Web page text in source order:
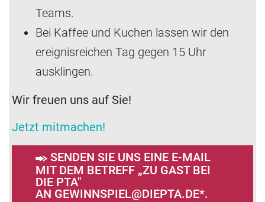
Teams.
Bei Kaffee und Kuchen lassen wir den
ereignisreichen Tag gegen 15 Uhr
ausklingen.
Wir freuen uns auf Sie!
Jetzt mitmachen!
SENDEN SIE UNS EINE E-MAIL
MIT DEM BETREFF „ZU GAST BEI
DIE PTA"
AN GEWINNSPIEL@DIEPTA.DE*.